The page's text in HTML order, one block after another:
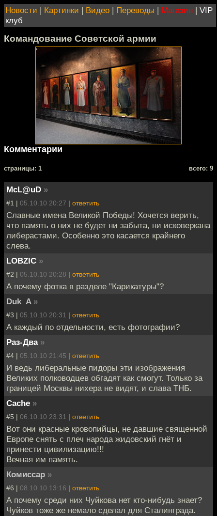
Новости | Картинки | Видео | Переводы | Магазин | VIP
клуб
Командование Советской армии
Комментарии
cтраницы: 1 всего: 9
McL@uD »
#1 | 05.10.10 20:27 | ответить
Славные имена Великой Победы! Хочется верить,
что память о них не будет ни забыта, ни исковеркана
либерастами. Особенно это касается крайнего
слева.
LOBZIC »
#2 | 05.10.10 20:28 | ответить
А почему фотка в разделе "Карикатуры"?
Duk_A »
#3 | 05.10.10 20:31 | ответить
А каждый по отдельности, есть фотографии?
Раз-Два »
#4 | 05.10.10 21:45 | ответить
И ведь либеральные пидоры эти изображения
Великих полководцев обгадят как смогут. Только за
границей Москвы нихера не видят, и слава ТНБ.
Cache »
#5 | 06.10.10 23:31 | ответить
Вот они красные кровопийцы, не давшие священной
Европе снять с плеч народа жидовский гнёт и
принести цивилизацию!!!
Вечная им память.
Комиссар »
#6 | 08.10.10 13:16 | ответить
А почему среди них Чуйкова нет кто-нибудь знает?
Чуйков тоже же немало сделал для Сталинграда.